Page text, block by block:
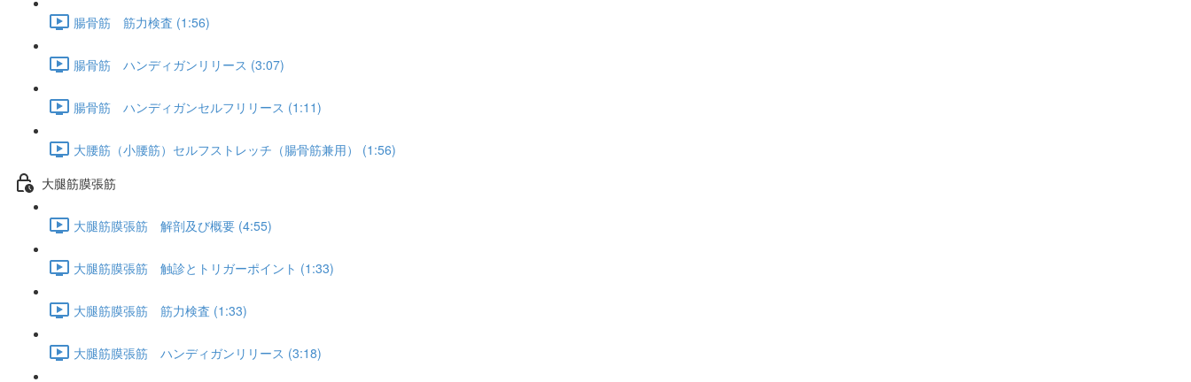
腸骨筋 筋力検査 (1:56)
腸骨筋 ハンディガンリリース (3:07)
腸骨筋 ハンディガンセルフリリース (1:11)
大腰筋（小腰筋）セルフストレッチ（腸骨筋兼用） (1:56)
大腿筋膜張筋
大腿筋膜張筋 解剖及び概要 (4:55)
大腿筋膜張筋 触診とトリガーポイント (1:33)
大腿筋膜張筋 筋力検査 (1:33)
大腿筋膜張筋 ハンディガンリリース (3:18)